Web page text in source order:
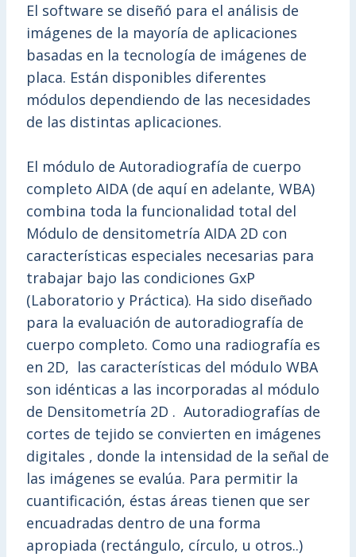
El software se diseñó para el análisis de
imágenes de la mayoría de aplicaciones
basadas en la tecnología de imágenes de
placa. Están disponibles diferentes
módulos dependiendo de las necesidades
de las distintas aplicaciones.
El módulo de Autoradiografía de cuerpo
completo AIDA (de aquí en adelante, WBA)
combina toda la funcionalidad total del
Módulo de densitometría AIDA 2D con
características especiales necesarias para
trabajar bajo las condiciones GxP
(Laboratorio y Práctica). Ha sido diseñado
para la evaluación de autoradiografía de
cuerpo completo. Como una radiografía es
en 2D, las características del módulo WBA
son idénticas a las incorporadas al módulo
de Densitometría 2D . Autoradiografías de
cortes de tejido se convierten en imágenes
digitales , donde la intensidad de la señal de
las imágenes se evalúa. Para permitir la
cuantificación, éstas áreas tienen que ser
encuadradas dentro de una forma
apropiada (rectángulo, círculo, u otros..)